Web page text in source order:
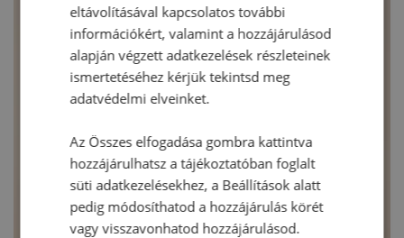
eltávolításával kapcsolatos további
információkért, valamint a hozzájárulásod
alapján végzett adatkezelések részleteinek
ismertetéséhez kérjük tekintsd meg
adatvédelmi elveinket.
Az Összes elfogadása gombra kattintva
hozzájárulhatsz a tájékoztatóban foglalt
süti adatkezelésekhez, a Beállítások alatt
pedig módosíthatod a hozzájárulás körét
vagy visszavonhatod hozzájárulásod.